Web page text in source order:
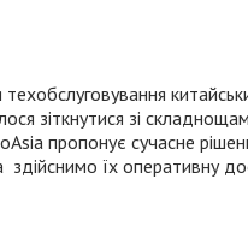
зіткнутися зі
пропонує сучасне
здійснимо їх оперативну